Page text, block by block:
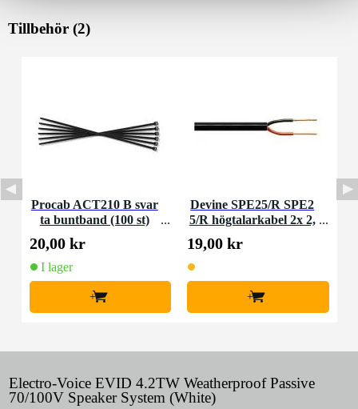
Tillbehör (2)
Procab ACT210 B svar
ta buntband (100 st)
20,00 kr
I lager
+
Devine SPE25/R SPE2
5/R högtalarkabel 2x 2,
5 mm2 per meter
19,00 kr
+
Electro-Voice EVID 4.2TW Weatherproof Passive
70/100V Speaker System (White)